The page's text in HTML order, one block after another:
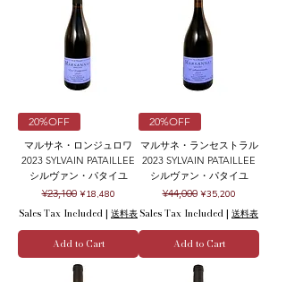
20%OFF
マルサネ・ロンジュロワ
2023 SYLVAIN PATAILLEE
シルヴァン・パタイユ
Regular Price
¥23,100 Sale Price
¥18,480
Sales Tax Included | 送料表
Add to Cart
20%OFF
マルサネ・ランセストラル
2023 SYLVAIN PATAILLEE
シルヴァン・パタイユ
Regular Price
¥44,000 Sale Price
¥35,200
Sales Tax Included | 送料表
Add to Cart